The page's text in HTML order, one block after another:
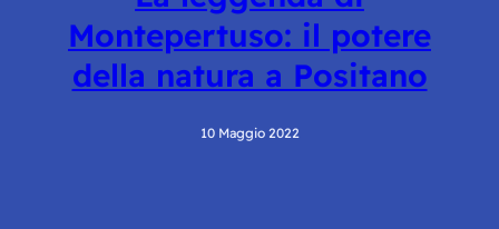
Montepertuso: il potere
della natura a Positano
10 Maggio 2022